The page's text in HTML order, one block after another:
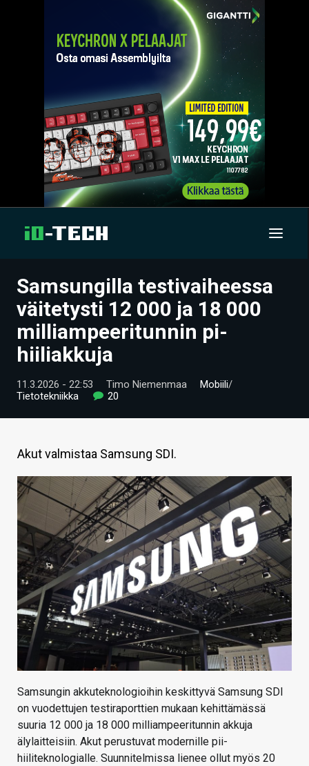
UUTISET
ARTIKKELIT
VIDEOT
TECHBBS
VAIHDA TEEMA
HAKU
Samsungilla testivaiheessa
väitetysti 12 000 ja 18 000
milliampeeritunnin pi-
hiiliakkuja
11.3.2026 - 22:53 Timo Niemenmaa Mobiili/
Tietotekniikka
20
Akut valmistaa Samsung SDI.
Samsungin akkuteknologioihin keskittyvä Samsung SDI
on vuodettujen testiraporttien mukaan kehittämässä
suuria 12 000 ja 18 000 milliampeeritunnin akkuja
älylaitteisiin. Akut perustuvat modernille pii-
hiiliteknologialle. Suunnitelmissa lienee ollut myös 20